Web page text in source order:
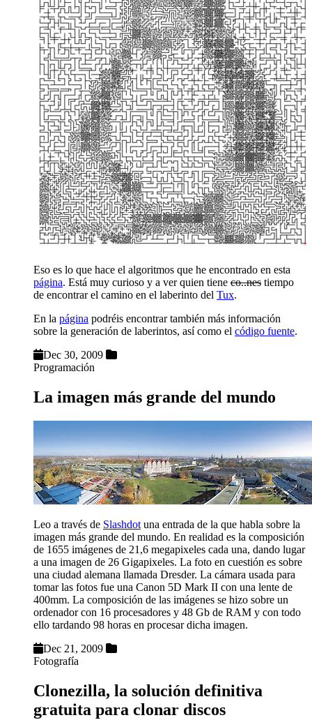
Eso es lo que hace el algoritmos que he encontrado en esta
página. Está muy curioso y a ver quien tiene co..nes tiempo
de encontrar el camino en el laberinto del Tux.
En la página podréis encontrar también más información
sobre la generación de laberintos, así como el código fuente.
Dec 30, 2009
Programación
La imagen más grande del mundo
Leo a través de Slashdot una entrada de la que habla sobre la
imagen más grande del mundo. En realidad es la composición
de 1655 imágenes de 21,6 megapixeles cada una, dando lugar
a una imagen de 26 Gigapixeles. La foto en cuestión es sobre
una ciudad alemana llamada Dresder. La cámara usada para
tomar las fotos fue una Canon 5D Mark II con una lente de
400mm. La composición de las imágenes se hizo sobre un
ordenador con 16 procesadores y 48 Gb de RAM y con todo
ello tardando 98 horas en procesar dicha imagen.
Dec 21, 2009
Fotografía
Clonezilla, la solución definitiva
gratuita para clonar discos